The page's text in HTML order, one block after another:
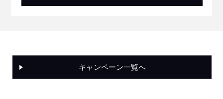
キャンペーン一覧へ